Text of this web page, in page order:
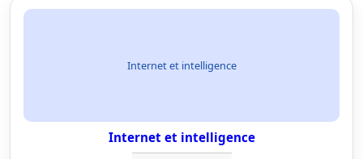
Internet et intelligence
Internet et intelligence